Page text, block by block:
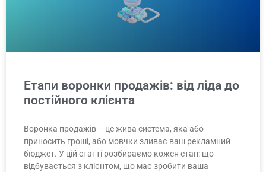
Етапи воронки продажів: від ліда до
постійного клієнта
Воронка продажів – це жива система, яка або
приносить гроші, або мовчки зливає ваш рекламний
бюджет. У цій статті розбираємо кожен етап: що
відбувається з клієнтом, що має зробити ваша